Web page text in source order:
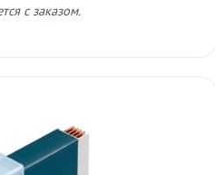
с заказом.